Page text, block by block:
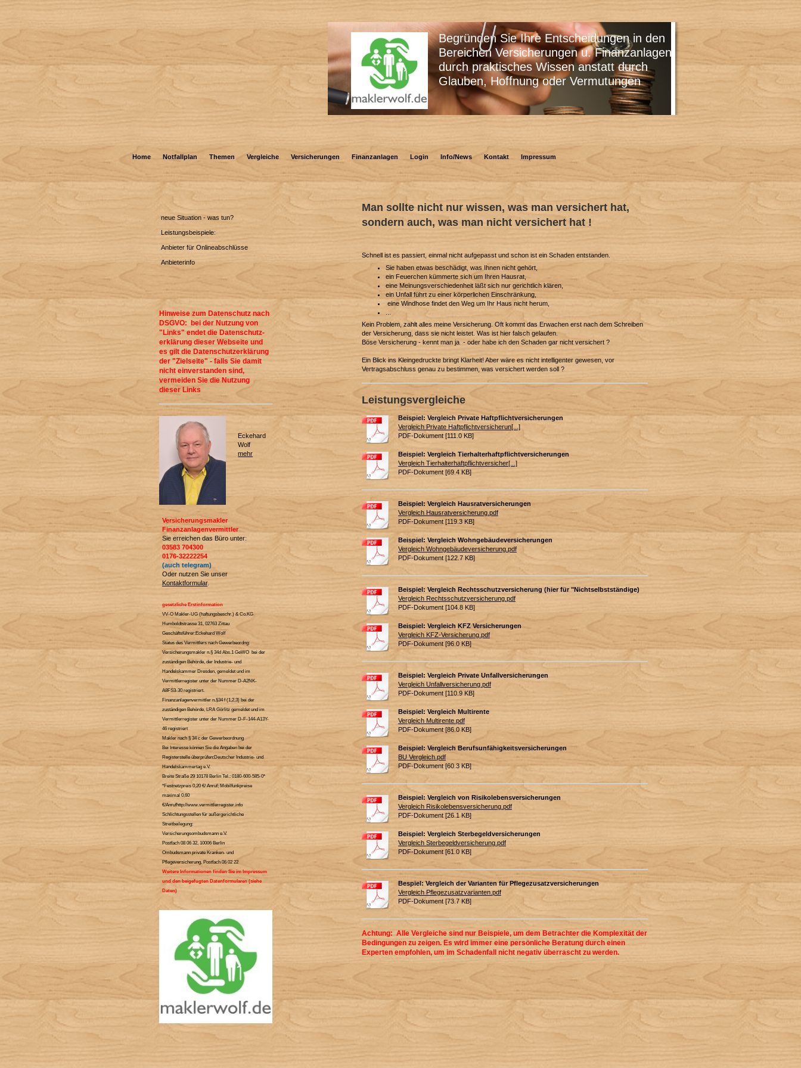
Begründen Sie Ihre Entscheidungen in den
Bereichen Versicherungen u. Finanzanlagen
durch praktisches Wissen anstatt durch
Glauben, Hoffnung oder Vermutungen
Home Notfallplan Themen Vergleiche Versicherungen Finanzanlagen Login Info/News Kontakt Impressum
Man sollte nicht nur wissen, was man versichert hat,
sondern auch, was man nicht versichert hat !
Schnell ist es passiert, einmal nicht aufgepasst und schon ist ein Schaden entstanden.
Sie haben etwas beschädigt, was Ihnen nicht gehört,
ein Feuerchen kümmerte sich um Ihren Hausrat,
eine Meinungsverschiedenheit läßt sich nur gerichtlich klären,
ein Unfall führt zu einer körperlichen Einschränkung,
eine Windhose findet den Weg um Ihr Haus nicht herum,
Kein Problem, zahlt alles meine Versicherung. Oft kommt das Erwachen erst nach dem Schreiben
der Versicherung, dass sie nicht leistet. Was ist hier falsch gelaufen.
Böse Versicherung - kennt man ja - oder habe ich den Schaden gar nicht versichert ?
Ein Blick ins Kleingedruckte bringt Klarheit! Aber wäre es nicht intelligenter gewesen, vor
Vertragsabschluss genau zu bestimmen, was versichert werden soll ?
Leistungsvergleiche
Beispiel: Vergleich Private Haftpflichtversicherungen
Vergleich Private Haftpflichtversicherun[...]
PDF-Dokument [111.0 KB]
Beispiel: Vergleich Tierhalterhaftpflichtversicherungen
Vergleich Tierhalterhaftpflichtversicher[...]
PDF-Dokument [69.4 KB]
Beispiel: Vergleich Hausratversicherungen
Vergleich Hausratversicherung.pdf
PDF-Dokument [119.3 KB]
Beispiel: Vergleich Wohngebäudeversicherungen
Vergleich Wohngebäudeversicherung.pdf
PDF-Dokument [122.7 KB]
Beispiel: Vergleich Rechtsschutzversicherung (hier für "Nichtselbstständige)
Vergleich Rechtsschutzversicherung.pdf
PDF-Dokument [104.8 KB]
Beispiel: Vergleich KFZ Versicherungen
Vergleich KFZ-Versicherung.pdf
PDF-Dokument [96.0 KB]
Beispiel: Vergleich Private Unfallversicherungen
Vergleich Unfallversicherung.pdf
PDF-Dokument [110.9 KB]
Beispiel: Vergleich Multirente
Vergleich Multirente.pdf
PDF-Dokument [86.0 KB]
Beispiel: Vergleich Berufsunfähigkeitsversicherungen
BU Vergleich.pdf
PDF-Dokument [60.3 KB]
Beispiel: Vergleich von Risikolebensversicherungen
Vergleich Risikolebensversicherung.pdf
PDF-Dokument [26.1 KB]
Beispiel: Vergleich Sterbegeldversicherungen
Vergleich Sterbegeldversicherung.pdf
PDF-Dokument [61.0 KB]
Bespiel: Vergleich der Varianten für Pflegezusatzversicherungen
Vergleich Pflegezusatzvarianten.pdf
PDF-Dokument [73.7 KB]
Achtung: Alle Vergleiche sind nur Beispiele, um dem Betrachter die Komplexität der
Bedingungen zu zeigen. Es wird immer eine persönliche Beratung durch einen
Experten empfohlen, um im Schadenfall nicht negativ überrascht zu werden.
neue Situation - was tun?
Leistungsbeispiele:
Anbieter für Onlineabschlüsse
Anbieterinfo
Hinweise zum Datenschutz nach
DSGVO: bei der Nutzung von
"Links" endet die Datenschutz-
erklärung dieser Webseite und
es gilt die Datenschutzerklärung
der "Zielseite" - falls Sie damit
nicht einverstanden sind,
vermeiden Sie die Nutzung
dieser Links
Eckehard
Wolf
mehr
Versicherungsmakler
Finanzanlagenvermittler
Sie erreichen das Büro unter:
03583 704300
0176-32222254
(auch telegram)
Oder nutzen Sie unser
Kontaktformular.
gesetzliche Erstinformation
VV-O Makler-UG (haftungsbeschr.) & Co.KG
Humboldtstrasse 31, 02763 Zittau
Geschäftsführer:Eckehard Wolf
Status des Vermittlers nach Gewerbeordng:
Versicherungsmakler n.§ 34d Abs.1 GeWO bei der
zuständigen Behörde, der Industrie- und
Handelskammer Dresden, gemeldet und im
Vermittlerregister unter der Nummer D-A2NK-
A8FS3-30 registriert.
Finanzanlagenvermittler n.§34 f (1,2,3) bei der
zuständigen Behörde, LRA Görlitz gemeldet und im
Vermittlerregister unter der Nummer D-F-144-A13Y-
46 registriert
Makler nach § 34 c der Gewerbeordnung
Bei Interesse können Sie die Angaben bei der
Registerstelle überprüfen:Deutscher Industrie- und
Handelskammertag e.V.
Breite Straße 29 10178 Berlin Tel.: 0180-600-585-0*
*Festnetzpreis 0,20 €/ Anruf; Mobilfunkpreise
maximal 0,60
€/Anrufhttp://www.vermittlerregister.info
Schlichtungsstellen für außergerichtliche
Streitbeilegung:
Versicherungsombudsmann e.V.
Postfach 08 06 32, 10006 Berlin
Ombudsmann private Kranken- und
Pflegeversicherung, Postfach 06 02 22
Weitere Informationen finden Sie im Impressum
und den beigefugten Datenformularen (siehe
Daten)